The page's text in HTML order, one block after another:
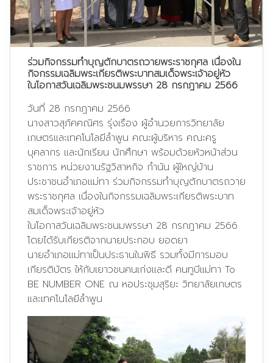
ร่วมกิจกรรมทำบุญตักบาตรถวายพระราชกุศล เนื่องใน
กิจกรรมเฉลิมพระเกียรติพระบาทสมเด็จพระเจ้าอยู่หัว
ในโอกาสวันเฉลิมพระชนมพรรษา 28 กรกฎาคม 2566
วันที่ 28 กรกฎาคม 2566
นางสาวสุภัคคณิศร รุ่งเรือง ผู้อำนวยการวิทยาลัย
เกษตรและเทคโนโลยีลำพูน คณะผู้บริหาร คณะครู
บุคลากร และนักเรียน นักศึกษา พร้อมด้วยหัวหน้าส่วน
ราชการ หน่วยงานรัฐวิสาหกิจ กำนัน ผู้ใหญ่บ้าน
ประชาชนอำเภอแม่ทา ร่วมกิจกรรมทำบุญตักบาตรถวาย
พระราชกุศล เนื่องในกิจกรรมเฉลิมพระเกียรติพระบาท
สมเด็จพระเจ้าอยู่หัว
ในโอกาสวันเฉลิมพระชนมพรรษา 28 กรกฎาคม 2566
โดยได้รับเกียรติจากนายประกอบ ยอดยา
นายอำเภอแม่ทาเป็นประธานในพิธี รวมทั้งมีการมอบ
เกียรติบัตร ให้กับเยาวชนคนเก่งและดี คนทูบีแม่ทา To
BE NUMBER ONE ณ หอประชุมสุริยะ วิทยาลัยเกษตร
และเทคโนโลยีลำพูน